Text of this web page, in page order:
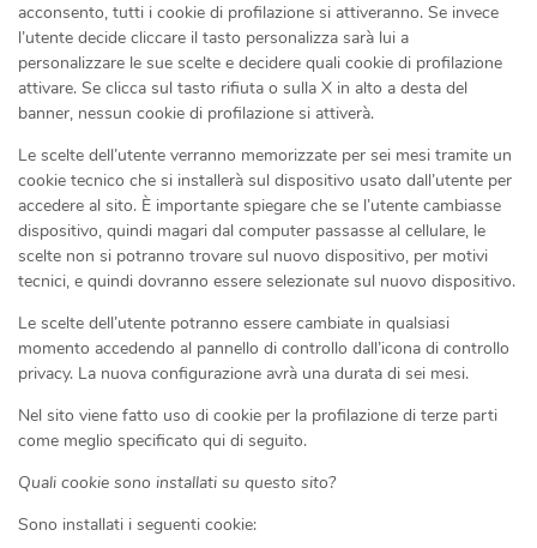
acconsento, tutti i cookie di profilazione si attiveranno. Se invece
l’utente decide cliccare il tasto personalizza sarà lui a
personalizzare le sue scelte e decidere quali cookie di profilazione
attivare. Se clicca sul tasto rifiuta o sulla X in alto a desta del
banner, nessun cookie di profilazione si attiverà.
Le scelte dell’utente verranno memorizzate per sei mesi tramite un
cookie tecnico che si installerà sul dispositivo usato dall’utente per
accedere al sito. È importante spiegare che se l’utente cambiasse
dispositivo, quindi magari dal computer passasse al cellulare, le
scelte non si potranno trovare sul nuovo dispositivo, per motivi
tecnici, e quindi dovranno essere selezionate sul nuovo dispositivo.
Le scelte dell’utente potranno essere cambiate in qualsiasi
momento accedendo al pannello di controllo dall’icona di controllo
privacy. La nuova configurazione avrà una durata di sei mesi.
Nel sito viene fatto uso di cookie per la profilazione di terze parti
come meglio specificato qui di seguito.
Quali cookie sono installati su questo sito?
Sono installati i seguenti cookie: